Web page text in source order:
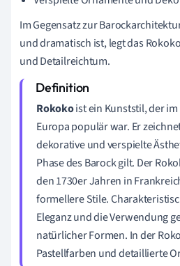
Im Gegensatz zur
und dramatisch ist, legt das
und Detailreichtum.
Rokokoist ein Kunststil, der
Europa populär war. Er
dekorative und verspielte
Phase des Barock gilt. Der
den 1730er Jahren in
formellere Stile.
Eleganz und die Verwendung
natürlicher Formen. In der
Pastellfarben und detaillierte